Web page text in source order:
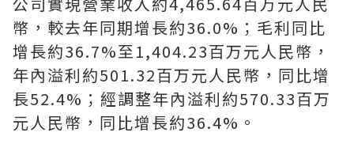
幣，較去年同期增長約36.0%；毛利同比
增長約36.7%至1,404.23百万元人民幣，
年內溢利約501.32百万元人民幣，同比增
長52.4%；經調整年內溢利約570.33百万
元人民幣，同比增長約36.4%。